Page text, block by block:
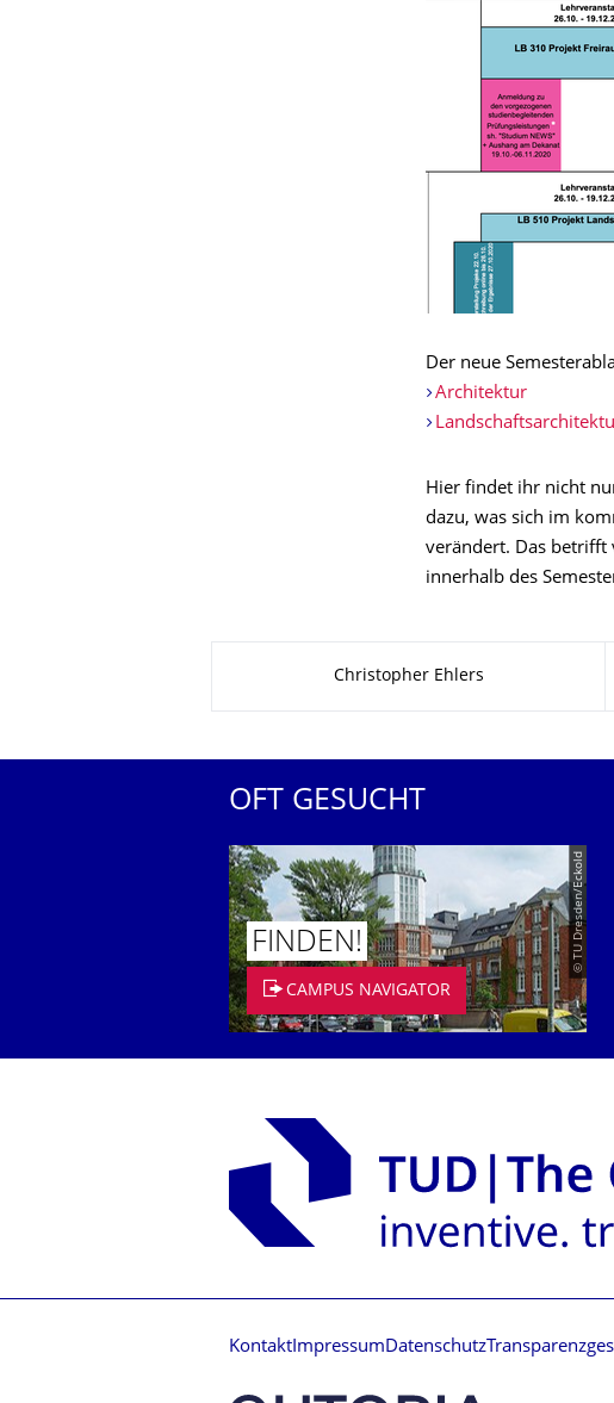
Der neue
Architektur
Hier findet ihr nicht
dazu, was sich im
verändert. Das betrifft
innerhalb des
Christopher Ehlers
OFT GESUCHT
© TU Dresden/Eckold
FINDEN!
CAMPUS NAVIGATOR
Kontakt Impressum Datenschutz